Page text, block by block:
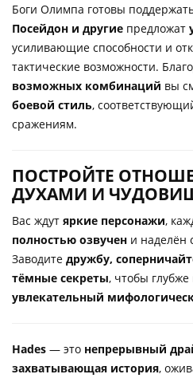
Боги Олимпа готовы
Посейдон и другие предложат
усиливающие способности и
тактические возможности.
возможных комбинаций вы
боевой стиль,
сражениям.
ПОСТРОЙТЕ
ДУХАМИ И
Вас ждут яркие персонажи,
полностью озвучен и наделён
Заводите дружбу,
тёмные секреты, чтобы глубже
увлекательный
Hades — это непрерывный
захватывающая история,